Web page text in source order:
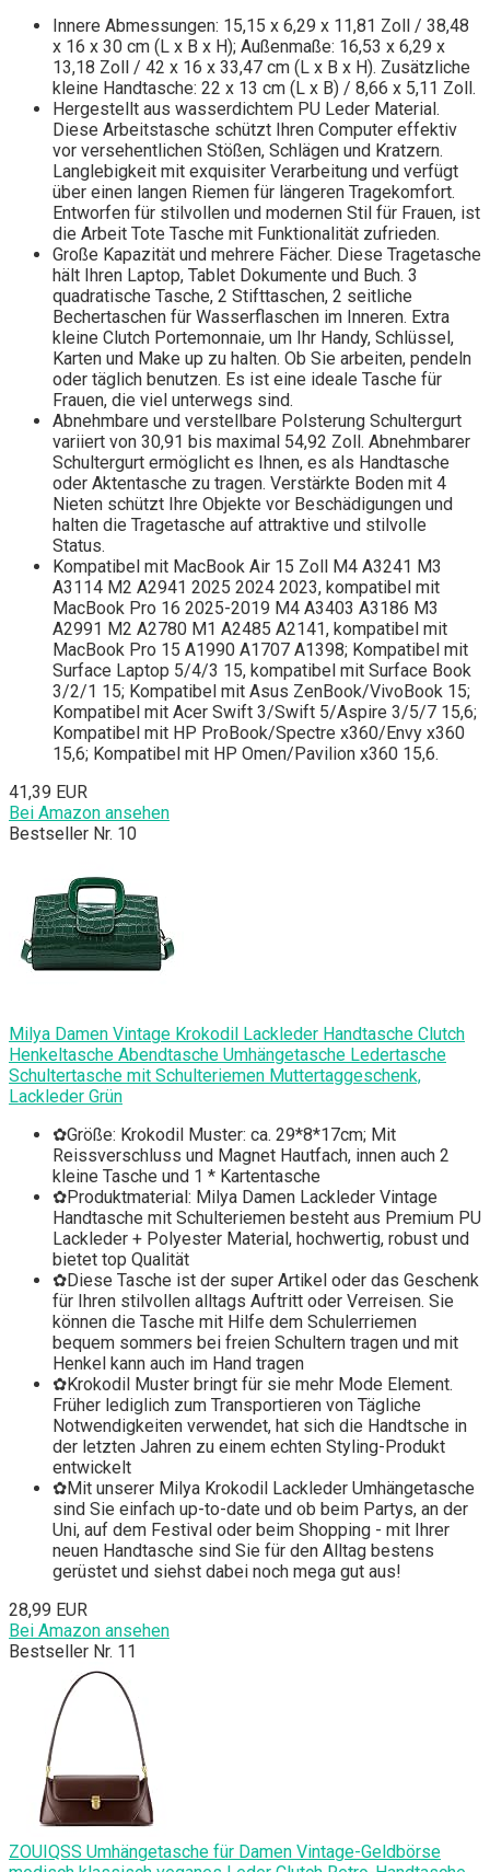
Innere Abmessungen: 15,15 x 6,29 x 11,81 Zoll / 38,48
x 16 x 30 cm (L x B x H); Außenmaße: 16,53 x 6,29 x
13,18 Zoll / 42 x 16 x 33,47 cm (L x B x H). Zusätzliche
kleine Handtasche: 22 x 13 cm (L x B) / 8,66 x 5,11 Zoll.
Hergestellt aus wasserdichtem PU Leder Material.
Diese Arbeitstasche schützt Ihren Computer effektiv
vor versehentlichen Stößen, Schlägen und Kratzern.
Langlebigkeit mit exquisiter Verarbeitung und verfügt
über einen langen Riemen für längeren Tragekomfort.
Entworfen für stilvollen und modernen Stil für Frauen, ist
die Arbeit Tote Tasche mit Funktionalität zufrieden.
Große Kapazität und mehrere Fächer. Diese Tragetasche
hält Ihren Laptop, Tablet Dokumente und Buch. 3
quadratische Tasche, 2 Stifttaschen, 2 seitliche
Bechertaschen für Wasserflaschen im Inneren. Extra
kleine Clutch Portemonnaie, um Ihr Handy, Schlüssel,
Karten und Make up zu halten. Ob Sie arbeiten, pendeln
oder täglich benutzen. Es ist eine ideale Tasche für
Frauen, die viel unterwegs sind.
Abnehmbare und verstellbare Polsterung Schultergurt
variiert von 30,91 bis maximal 54,92 Zoll. Abnehmbarer
Schultergurt ermöglicht es Ihnen, es als Handtasche
oder Aktentasche zu tragen. Verstärkte Boden mit 4
Nieten schützt Ihre Objekte vor Beschädigungen und
halten die Tragetasche auf attraktive und stilvolle
Status.
Kompatibel mit MacBook Air 15 Zoll M4 A3241 M3
A3114 M2 A2941 2025 2024 2023, kompatibel mit
MacBook Pro 16 2025-2019 M4 A3403 A3186 M3
A2991 M2 A2780 M1 A2485 A2141, kompatibel mit
MacBook Pro 15 A1990 A1707 A1398; Kompatibel mit
Surface Laptop 5/4/3 15, kompatibel mit Surface Book
3/2/1 15; Kompatibel mit Asus ZenBook/VivoBook 15;
Kompatibel mit Acer Swift 3/Swift 5/Aspire 3/5/7 15,6;
Kompatibel mit HP ProBook/Spectre x360/Envy x360
15,6; Kompatibel mit HP Omen/Pavilion x360 15,6.
41,39 EUR
Bei Amazon ansehen
Bestseller Nr. 10
Milya Damen Vintage Krokodil Lackleder Handtasche Clutch
Henkeltasche Abendtasche Umhängetasche Ledertasche
Schultertasche mit Schulteriemen Muttertaggeschenk,
Lackleder Grün
✿Größe: Krokodil Muster: ca. 29*8*17cm; Mit
Reissverschluss und Magnet Hautfach, innen auch 2
kleine Tasche und 1 * Kartentasche
✿Produktmaterial: Milya Damen Lackleder Vintage
Handtasche mit Schulteriemen besteht aus Premium PU
Lackleder + Polyester Material, hochwertig, robust und
bietet top Qualität
✿Diese Tasche ist der super Artikel oder das Geschenk
für Ihren stilvollen alltags Auftritt oder Verreisen. Sie
können die Tasche mit Hilfe dem Schulerriemen
bequem sommers bei freien Schultern tragen und mit
Henkel kann auch im Hand tragen
✿Krokodil Muster bringt für sie mehr Mode Element.
Früher lediglich zum Transportieren von Tägliche
Notwendigkeiten verwendet, hat sich die Handtsche in
der letzten Jahren zu einem echten Styling-Produkt
entwickelt
✿Mit unserer Milya Krokodil Lackleder Umhängetasche
sind Sie einfach up-to-date und ob beim Partys, an der
Uni, auf dem Festival oder beim Shopping - mit Ihrer
neuen Handtasche sind Sie für den Alltag bestens
gerüstet und siehst dabei noch mega gut aus!
28,99 EUR
Bei Amazon ansehen
Bestseller Nr. 11
ZOUIQSS Umhängetasche für Damen Vintage-Geldbörse